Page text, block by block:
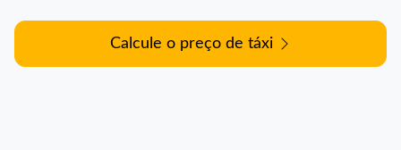
Calcule o preço de táxi